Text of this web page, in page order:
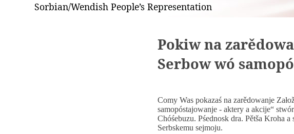
Sorbian/Wendish People’s Representation
Pokiw na
Serbow wó
Comy Was pokazaś na zarědowanje
samopóstajowanje - aktery a akcije“
Chóśebuzu. Pśednosk dra. Pětša Kroha
Serbskemu sejmoju.